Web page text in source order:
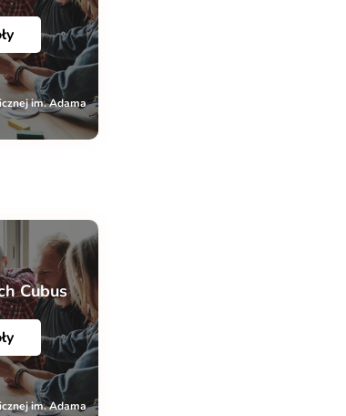
im. Adama
Cubus
im. Adama